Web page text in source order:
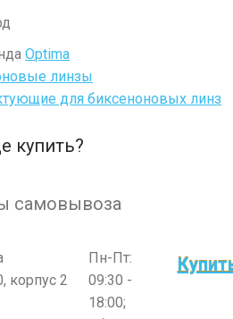
Optima
линзы
для биксеноновых линз
купить?
самовывоза
корпус 2
Пн-Пт:
09:30 -
18:00;